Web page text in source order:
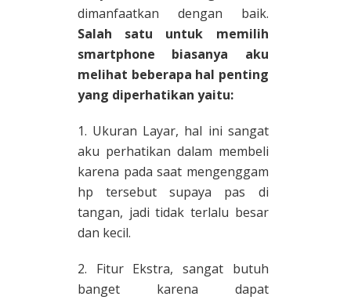
dimanfaatkan dengan baik.
Salah satu untuk memilih
smartphone biasanya aku
melihat beberapa hal penting
yang diperhatikan yaitu:
1. Ukuran Layar, hal ini sangat
aku perhatikan dalam membeli
karena pada saat mengenggam
hp tersebut supaya pas di
tangan, jadi tidak terlalu besar
dan kecil.
2. Fitur Ekstra, sangat butuh
banget karena dapat